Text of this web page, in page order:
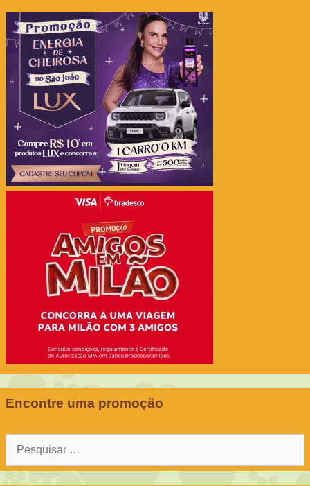
Encontre uma promoção
Pesquisar